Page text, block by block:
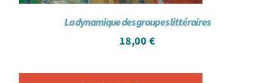
La dynamique des groupes littéraires
18,00 €